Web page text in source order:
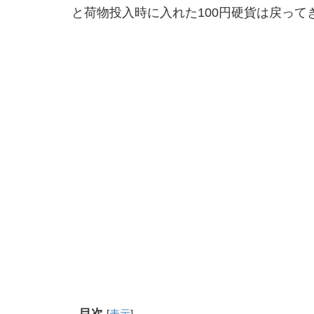
と荷物投入時に入れた100円硬貨は戻って